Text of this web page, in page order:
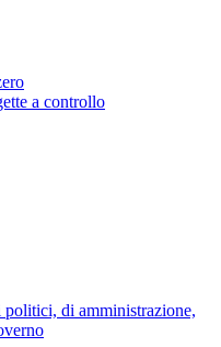
a controllo
di amministrazione,